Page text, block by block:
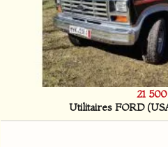
21
Utilitaires FORD